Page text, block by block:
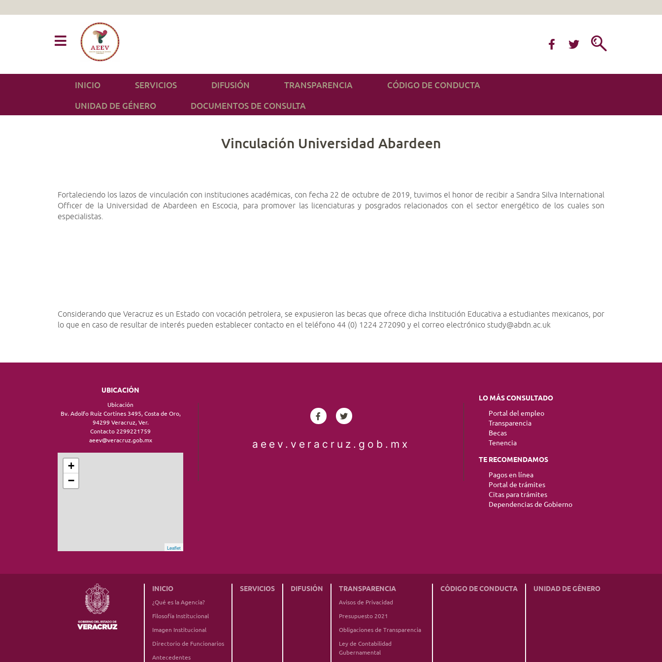
INICIO SERVICIOS DIFUSIÓN TRANSPARENCIA CÓDIGO DE CONDUCTA
UNIDAD DE GÉNERO DOCUMENTOS DE CONSULTA
Vinculación Universidad Abardeen
Fortaleciendo los lazos de vinculación con instituciones académicas, con fecha 22 de octubre de 2019, tuvimos el honor de recibir a Sandra Silva International
Officer de la Universidad de Abardeen en Escocia, para promover las licenciaturas y posgrados relacionados con el sector energético de los cuales son
especialistas.
Considerando que Veracruz es un Estado con vocación petrolera, se expusieron las becas que ofrece dicha Institución Educativa a estudiantes mexicanos, por
lo que en caso de resultar de interés pueden establecer contacto en el teléfono 44 (0) 1224 272090 y el correo electrónico study@abdn.ac.uk
UBICACIÓN
Ubicación
Bv. Adolfo Ruíz Cortines 3495, Costa de Oro,
94299 Veracruz, Ver.
Contacto 2299221759
aeev@veracruz.gob.mx
+
−
Leaflet
aeev.veracruz.gob.mx
LO MÁS CONSULTADO
Portal del empleo
Transparencia
Becas
Tenencia
TE RECOMENDAMOS
Pagos en línea
Portal de trámites
Citas para trámites
Dependencias de Gobierno
INICIO
¿Qué es la Agencia?
Filosofía Institucional
Imagen Institucional
Directorio de Funcionarios
Antecedentes
SERVICIOS DIFUSIÓN TRANSPARENCIA
Avisos de Privacidad
Presupuesto 2021
Obligaciones de Transparencia
Ley de Contabilidad
Gubernamental
CÓDIGO DE CONDUCTA UNIDAD DE GÉNERO